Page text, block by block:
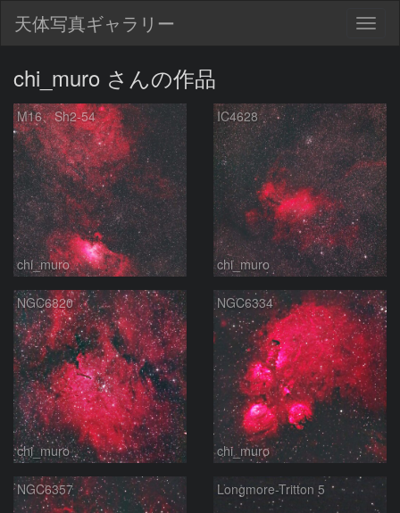
天体写真ギャラリー
chi_muro さんの作品
M16、Sh2-54
chi_muro
IC4628
chi_muro
NGC6820
chi_muro
NGC6334
chi_muro
NGC6357 Longmore-Tritton 5